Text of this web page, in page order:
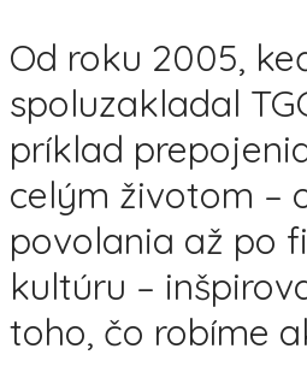
Od roku 2005,
spoluzakladal
príklad
celým životom –
povolania až po
kultúru –
toho, čo robíme